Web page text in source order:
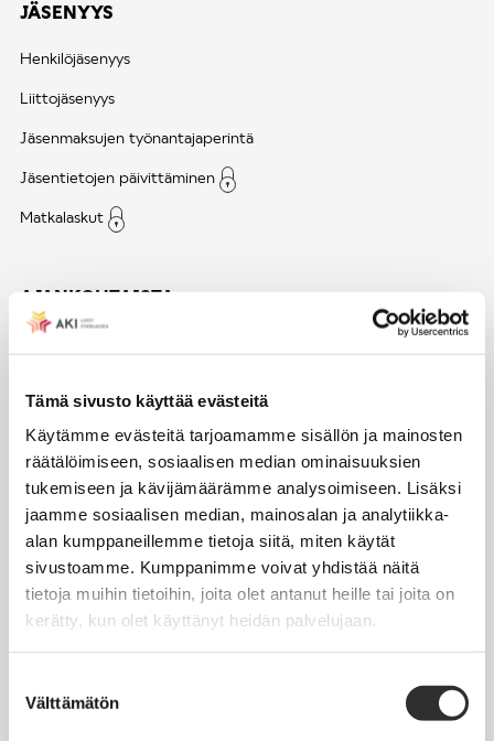
Tämä sivusto käyttää evästeitä
Käytämme evästeitä tarjoamamme sisällön ja mainosten
räätälöimiseen, sosiaalisen median ominaisuuksien
tukemiseen ja kävijämäärämme analysoimiseen. Lisäksi
jaamme sosiaalisen median, mainosalan ja analytiikka-
alan kumppaneillemme tietoja siitä, miten käytät
sivustoamme. Kumppanimme voivat yhdistää näitä
tietoja muihin tietoihin, joita olet antanut heille tai joita on
kerätty, kun olet käyttänyt heidän palvelujaan.
valinta
Välttämätön
JÄSENYYS
Henkilöjäsenyys
Liittojäsenyys
Jäsenmaksujen työnantajaperintä
Jäsentietojen päivittäminen
Matkalaskut
AJANKOHTAISTA
Crux-lehti
JOBI
TYÖELÄMÄOPAS
Työnhaku
KirVESTES 2025-2028, KJTES sekä muut työ- ja